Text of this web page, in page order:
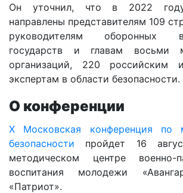
Он уточнил, что в 2022 году
направлены представителям 109
руководителям оборонных
государств и главам восьми
организаций, 220 российским
экспертам в области безопасности.
О конференции
X Московская конференция по
безопасности пройдет 16
методическом центре военно-
воспитания молодежи
«Патриот».